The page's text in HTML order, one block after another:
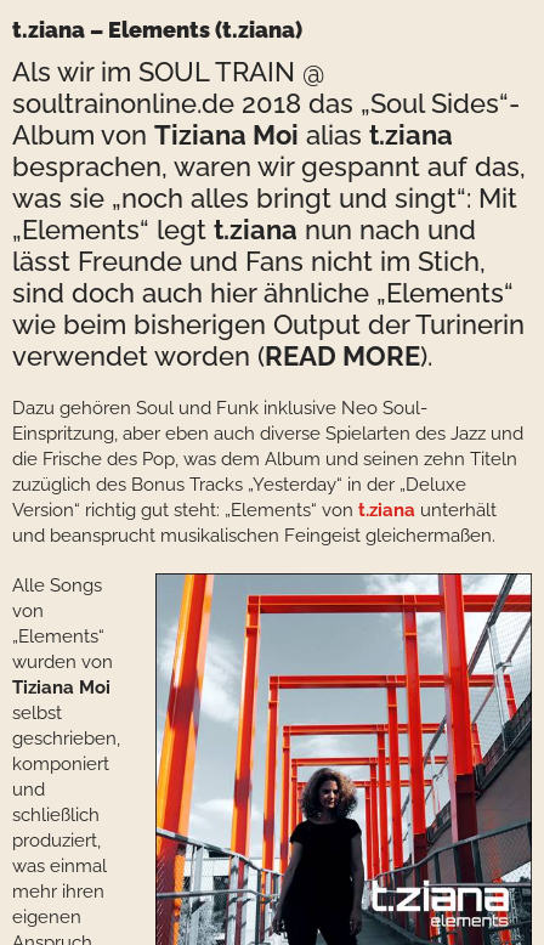
t.ziana – Elements(t.ziana)
Als wir im SOUL TRAIN @
soultrainonline.de 2018 das „Soul Sides“-
Album von Tiziana Moi alias t.ziana
besprachen, waren wir gespannt auf das,
was sie „noch alles bringt und singt“: Mit
„Elements“ legt t.ziana nun nach und
lässt Freunde und Fans nicht im Stich,
sind doch auch hier ähnliche „Elements“
wie beim bisherigen Output der Turinerin
verwendet worden (READ MORE).
Dazu gehören Soul und Funk inklusive Neo Soul-
Einspritzung, aber eben auch diverse Spielarten des Jazz und
die Frische des Pop, was dem Album und seinen zehn Titeln
zuzüglich des Bonus Tracks „Yesterday“ in der „Deluxe
Version“ richtig gut steht: „Elements“ von t.ziana unterhält
und beansprucht musikalischen Feingeist gleichermaßen.
Alle Songs
von
„Elements“
wurden von
Tiziana Moi
selbst
geschrieben,
komponiert
und
schließlich
produziert,
was einmal
mehr ihren
eigenen